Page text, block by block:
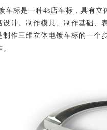
是一种4s店车标，具有立
计、制作模具、制作基础、
三维立体电镀车标的一个